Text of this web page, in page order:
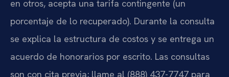
en otros, acepta una tarifa contingente (un
porcentaje de lo recuperado). Durante la consulta
se explica la estructura de costos y se entrega un
acuerdo de honorarios por escrito. Las consultas
son con cita previa; llame al (888) 437-7747 para